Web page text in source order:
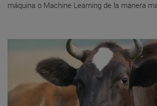
máquina o Machine Learning de la manera